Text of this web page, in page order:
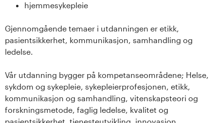
t
e
t
e
hjemmesykepleie
Gjennomgående temaer i utdanningen er etikk,
pasientsikkerhet, kommunikasjon, samhandling og
ledelse.
Vår utdanning bygger på kompetanseområdene; Helse,
sykdom og sykepleie, sykepleierprofesjonen, etikk,
kommunikasjon og samhandling, vitenskapsteori og
forskningsmetode, faglig ledelse, kvalitet og